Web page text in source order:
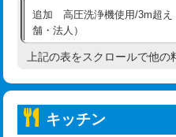
持込商品取付（浄水器・分岐水
持込商品取付（温水洗浄便座）
持込商品取付（普通便座⇔温
給水管工事※（ホール加工)
追加 高圧洗浄機使用/3m超え
舗・法人）
高度高圧洗浄換
トーラー機使用/3mまで
上記の表をスクロールで他の
キッチン